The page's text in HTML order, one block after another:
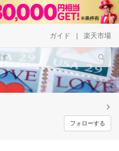
ガイド 楽天市場
フォローする